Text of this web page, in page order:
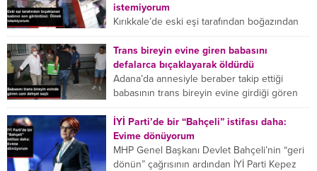
istemiyorum
Kırıkkale’de eski eşi tarafından boğazından
bıçaklanan Emine Bulut’un “Ben ölmek
istemiyorum” demesi ve yanında bulunan 10
yaşındaki kızının “Anne lütfen...
Trans bireyin evine giren babasını
defalarca bıçaklayarak öldürdü
Adana’da annesiyle beraber takip ettiği
babasının trans bireyin evine girdiği gören
cani, babasını vücudunun çeşitli yerlerinden
bıçaklayarak öldürdü. Adana’da bir...
İYİ Parti’de bir “Bahçeli” istifası daha:
Evime dönüyorum
MHP Genel Başkanı Devlet Bahçeli’nin “geri
dönün” çağrısının ardından İYİ Parti Kepez